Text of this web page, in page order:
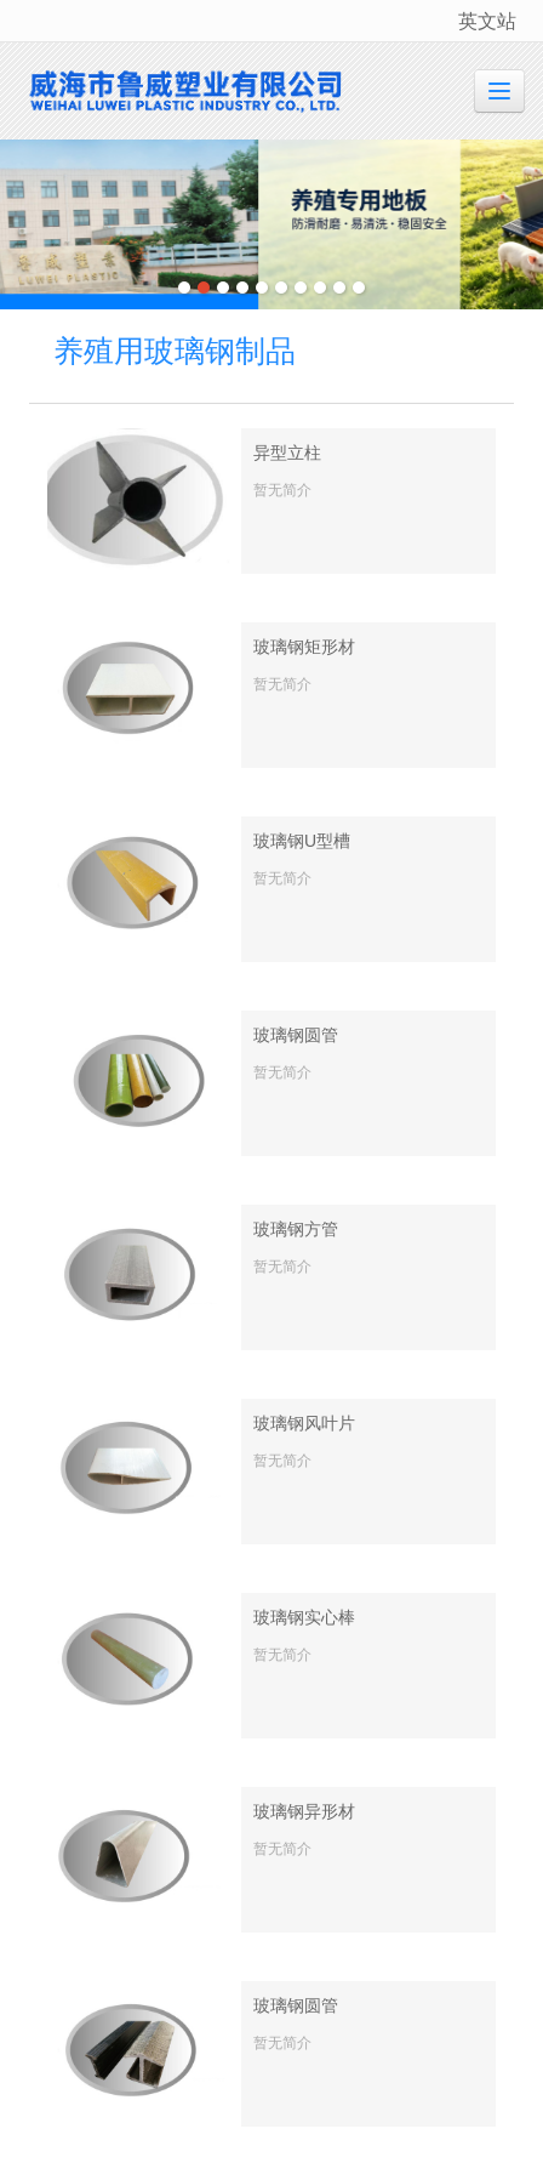
很遗憾，因您的浏览器版本过低导致无法获得最佳浏览体验，推荐下载安装谷歌浏览器！
英文站
养殖用玻璃钢制品
异型立柱
暂无简介
玻璃钢矩形材
暂无简介
玻璃钢U型槽
暂无简介
玻璃钢圆管
暂无简介
玻璃钢方管
暂无简介
玻璃钢风叶片
暂无简介
玻璃钢实心棒
暂无简介
玻璃钢异形材
暂无简介
玻璃钢圆管
暂无简介